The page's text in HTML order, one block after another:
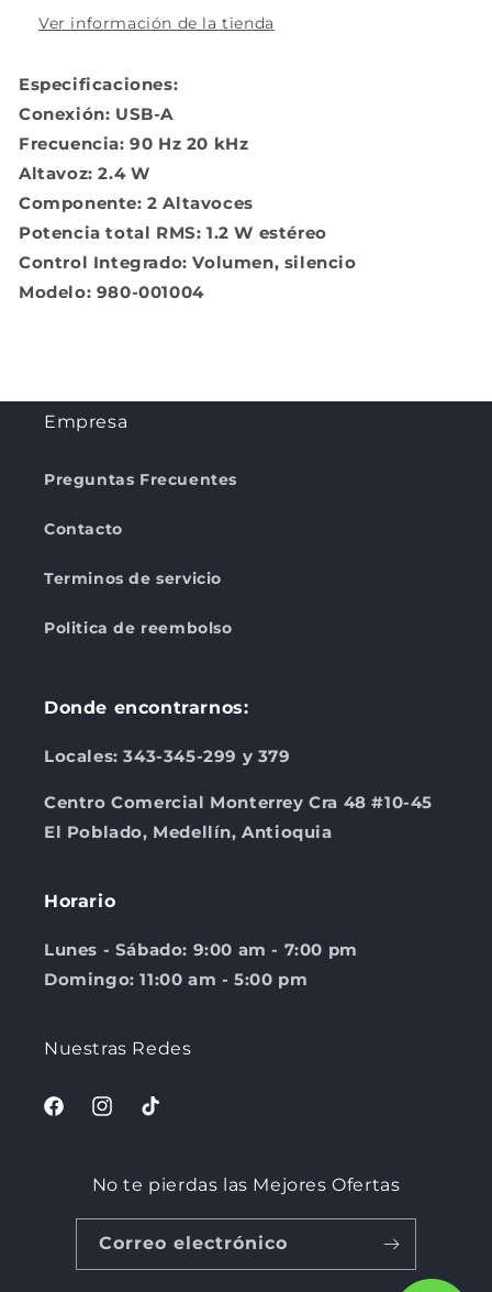
Ver información de la tienda
Especificaciones:
Conexión: USB-A
Frecuencia: 90 Hz 20 kHz
Altavoz: 2.4 W
Componente: 2 Altavoces
Potencia total RMS: 1.2 W estéreo
Control Integrado: Volumen, silencio
Modelo: 980-001004
Empresa
Preguntas Frecuentes
Contacto
Terminos de servicio
Politica de reembolso
Donde encontrarnos:
Locales: 343-345-299 y 379
Centro Comercial Monterrey Cra 48 #10-45
El Poblado, Medellín, Antioquia
Horario
Lunes - Sábado: 9:00 am - 7:00 pm
Domingo: 11:00 am - 5:00 pm
Nuestras Redes
FacebookInstagram
TikTok
No te pierdas las Mejores Ofertas
Correo electrónico